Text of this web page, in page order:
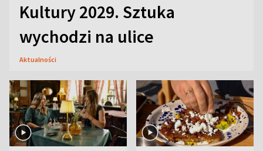
Kultury 2029. Sztuka
wychodzi na ulice
Aktualności